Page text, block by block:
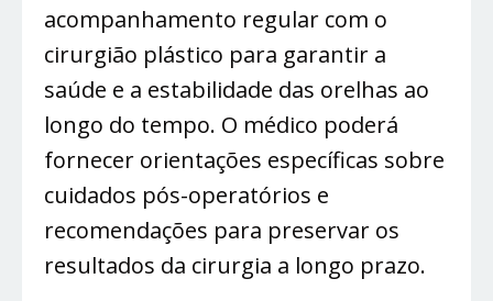
acompanhamento regular com o
cirurgião plástico para garantir a
saúde e a estabilidade das orelhas ao
longo do tempo. O médico poderá
fornecer orientações específicas sobre
cuidados pós-operatórios e
recomendações para preservar os
resultados da cirurgia a longo prazo.